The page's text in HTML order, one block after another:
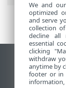
End of Life
We and
optimized
and serve
collection
decline all
essential
clicking
withdraw
anytime by
footer or in
information,